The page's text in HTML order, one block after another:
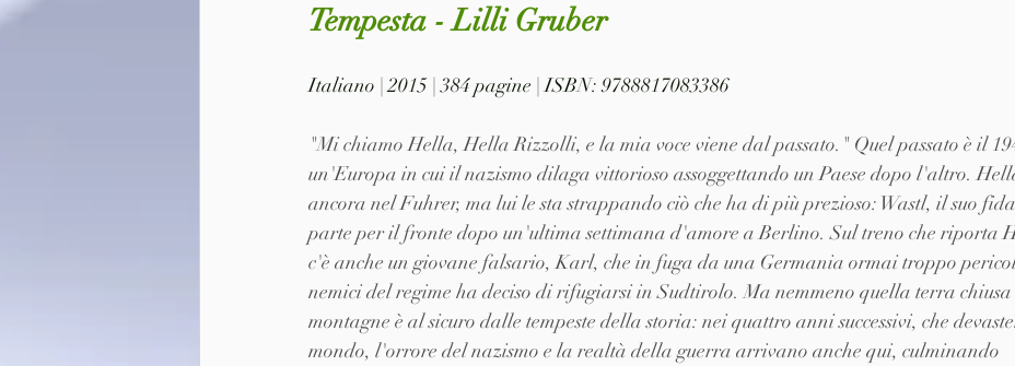
Tempesta - Lilli Gruber
Italiano | 2015 | 384 pagine | ISBN: 9788817083386
"Mi chiamo Hella, Hella Rizzolli, e la mia voce viene dal passato." Quel passato è il
un'Europa in cui il nazismo dilaga vittorioso assoggettando un Paese dopo l'altro.
ancora nel Fuhrer, ma lui le sta strappando ciò che ha di più prezioso: Wastl, il suo
parte per il fronte dopo un'ultima settimana d'amore a Berlino. Sul treno che riporta
c'è anche un giovane falsario, Karl, che in fuga da una Germania ormai troppo
nemici del regime ha deciso di rifugiarsi in Sudtirolo. Ma nemmeno quella terra
montagne è al sicuro dalle tempeste della storia: nei quattro anni successivi, che
mondo, l'orrore del nazismo e la realtà della guerra arrivano anche qui, culminando